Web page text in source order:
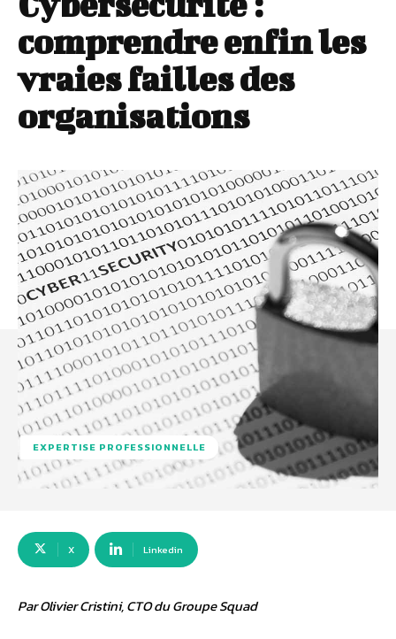
comprendre enfin les
vraies failles des
organisations
EXPERTISE PROFESSIONNELLE
X Linkedin
Par Olivier Cristini, CTO du Groupe Squad